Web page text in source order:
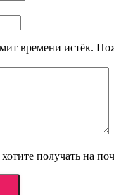
времени истёк.
хотите получать на